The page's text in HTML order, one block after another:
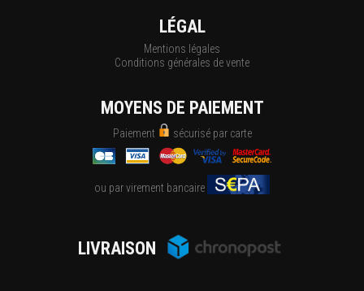
LÉGAL
Mentions légales
Conditions générales de vente
MOYENS DE PAIEMENT
Paiement sécurisé par carte
ou par virement bancaire
LIVRAISON